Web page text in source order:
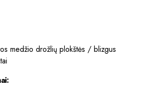
medžio drožlių plokštės / blizgus